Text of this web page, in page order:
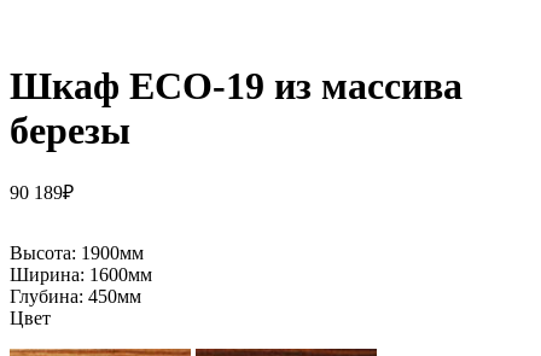
Шкаф ECO-19 из массива
березы
90 189₽
Высота: 1900мм
Ширина: 1600мм
Глубина: 450мм
Цвет